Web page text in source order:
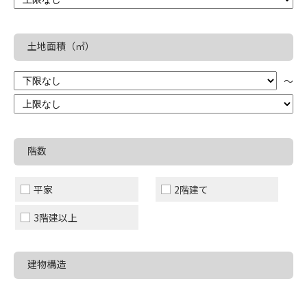
土地面積（㎡）
階数
平家 2階建て
3階建以上
建物構造